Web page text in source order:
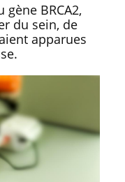
BRCA2,
du sein, de
apparues